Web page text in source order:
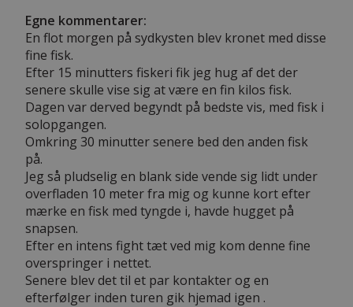
Egne kommentarer:
En flot morgen på sydkysten blev kronet med disse
fine fisk.
Efter 15 minutters fiskeri fik jeg hug af det der
senere skulle vise sig at være en fin kilos fisk.
Dagen var derved begyndt på bedste vis, med fisk i
solopgangen.
Omkring 30 minutter senere bed den anden fisk
på.
Jeg så pludselig en blank side vende sig lidt under
overfladen 10 meter fra mig og kunne kort efter
mærke en fisk med tyngde i, havde hugget på
snapsen.
Efter en intens fight tæt ved mig kom denne fine
overspringer i nettet.
Senere blev det til et par kontakter og en
efterfølger inden turen gik hjemad igen .